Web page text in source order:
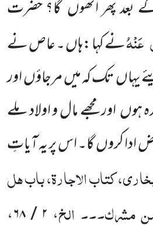
بعد پھر اُٹھوں گا؟ حضرت
عَنْہُنے کہا :ہاں ۔ عاص نے
یہاں تک کہ میں مرجاؤں اور
اور مجھے مال و اولاد ملے
کروں گا۔ اس پر یہ آیاتِ
کتاب الاجارۃ، باب ہل
مشرک۔۔۔ الخ، ۲ / ۶۸
،